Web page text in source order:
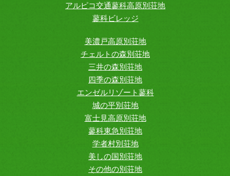
アルピコ交通蓼科高原別荘地
蓼科ビレッジ
美濃戸高原別荘地
チェルトの森別荘地
三井の森別荘地
四季の森別荘地
エンゼルリゾート蓼科
城の平別荘地
富士見高原別荘地
蓼科東急別荘地
学者村別荘地
美しの国別荘地
その他の別荘地